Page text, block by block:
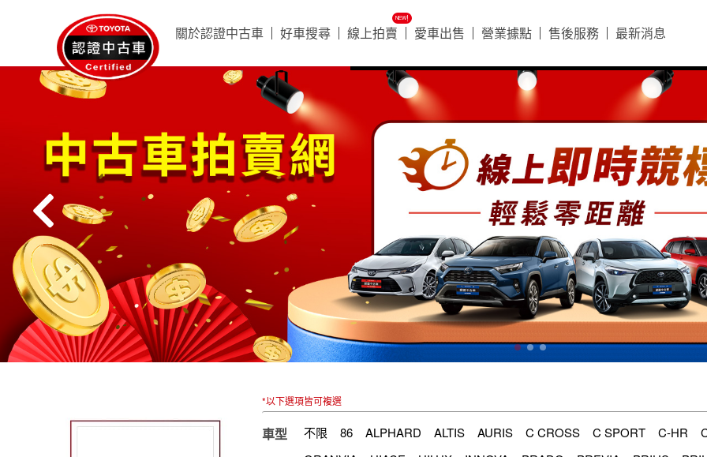
關於認證中古車 好車搜尋
好車搜尋
新年式車輛
超值車輛
好車搶先看
好車搶先看
線上拍賣
ᴺᴱᵂ!
愛車出售 營業據點 售後服務 最新消息
*以下選項皆可複選
車型 不限 86 ALPHARD ALTIS AURIS C CROSS C SPORT C-HR